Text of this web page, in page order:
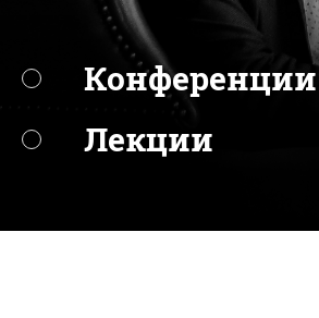
Конференции
Лекции